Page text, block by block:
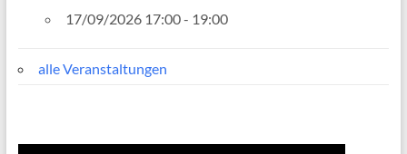
17/09/2026 17:00 - 19:00
alle Veranstaltungen